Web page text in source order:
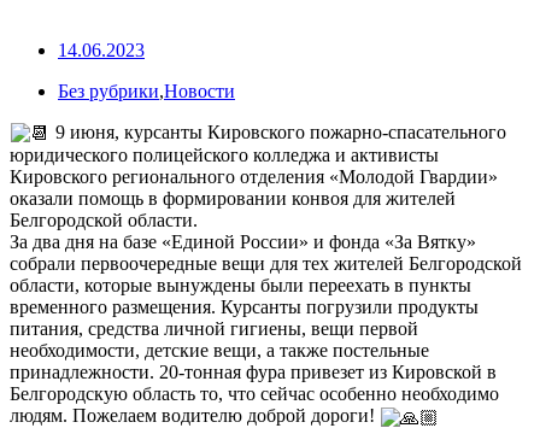
14.06.2023
Без рубрики,Новости
9 июня, курсанты Кировского пожарно-спасательного
юридического полицейского колледжа и активисты
Кировского регионального отделения «Молодой Гвардии»
оказали помощь в формировании конвоя для жителей
Белгородской области.
За два дня на базе «Единой России» и фонда «За Вятку»
собрали первоочередные вещи для тех жителей Белгородской
области, которые вынуждены были переехать в пункты
временного размещения. Курсанты погрузили продукты
питания, средства личной гигиены, вещи первой
необходимости, детские вещи, а также постельные
принадлежности. 20-тонная фура привезет из Кировской в
Белгородскую область то, что сейчас особенно необходимо
людям. Пожелаем водителю доброй дороги!